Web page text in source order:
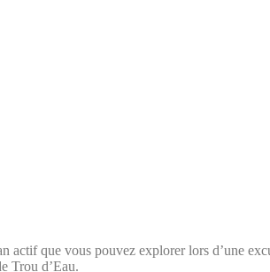
actif que vous pouvez explorer lors d’une
Trou d’Eau.